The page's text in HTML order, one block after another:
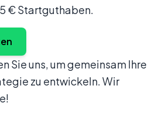
€ Startguthaben.
Sie uns, um gemeinsam Ihre
zu entwickeln. Wir